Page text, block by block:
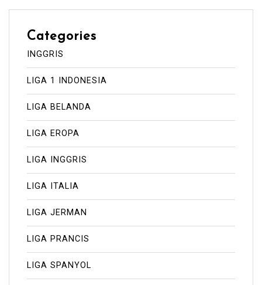
Categories
INGGRIS
LIGA 1 INDONESIA
LIGA BELANDA
LIGA EROPA
LIGA INGGRIS
LIGA ITALIA
LIGA JERMAN
LIGA PRANCIS
LIGA SPANYOL